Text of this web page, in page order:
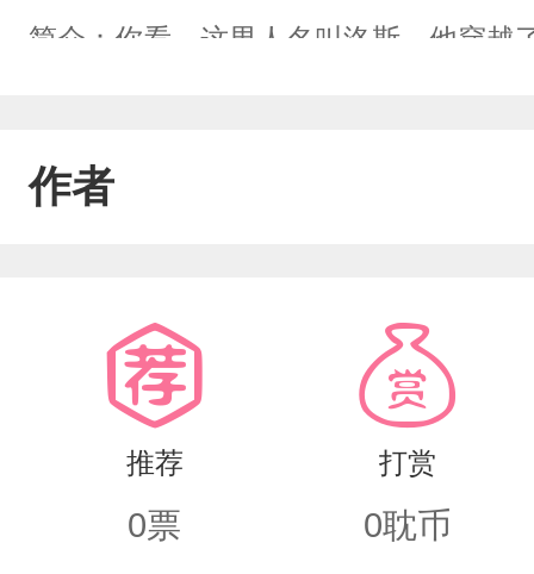
简介：你看，这男人名叫洛斯，他穿越
快穿局的任务。他是快穿局的神话，
不留情对任何人下手，部长对他毕恭
界全部消失，可他后来遇到了一个人
让你爱上我】第一个世界：清冷无道
作者
推荐
0票
打赏
0耽币